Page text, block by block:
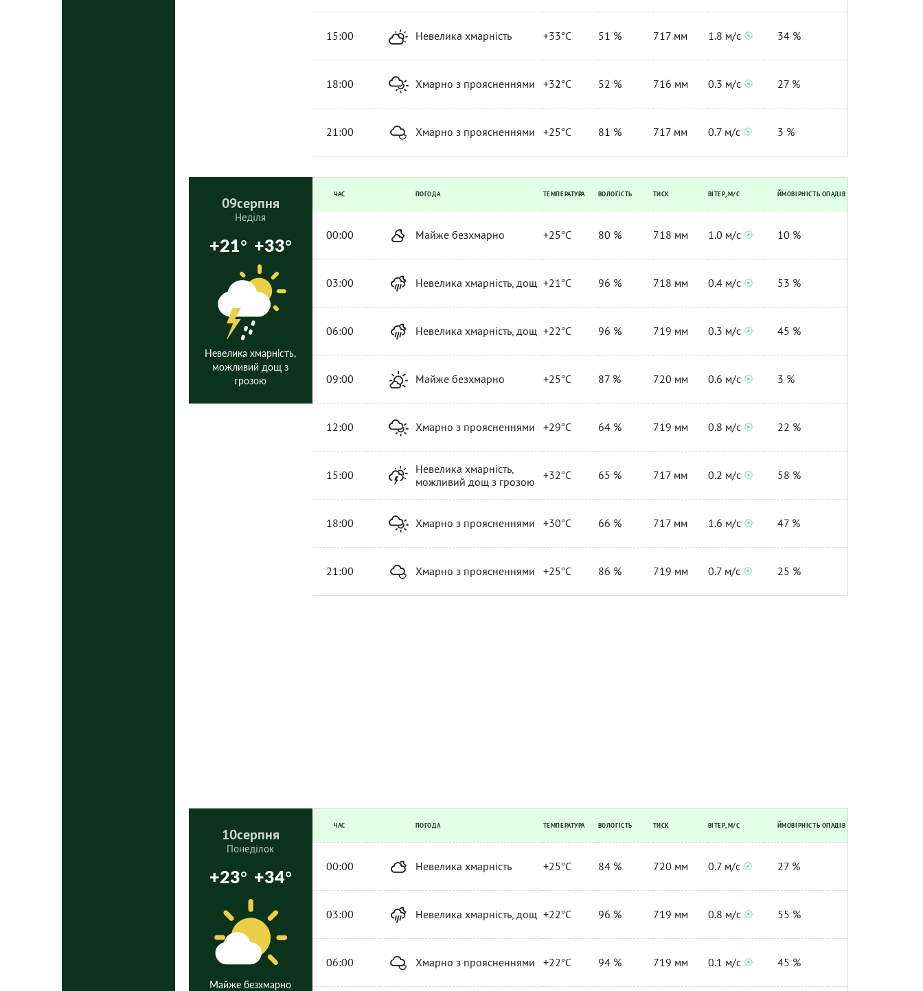
15:00 Невелика хмарність +33°C 51 % 717 мм 1.8 м/с 34 %
18:00 Хмарно з проясненнями +32°C 52 % 716 мм 0.3 м/с 27 %
21:00 Хмарно з проясненнями +25°C 81 % 717 мм 0.7 м/с 3 %
09серпня
Неділя
+21° +33°
Невелика хмарність,
можливий дощ з
грозою
ЧАС ПОГОДА ТЕМПЕРАТУРА ВОЛОГІСТЬ ТИСК ВІТЕР, М/С ЙМОВІРНІСТЬ ОПАДІВ
00:00 Майже безхмарно +25°C 80 % 718 мм 1.0 м/с 10 %
03:00 Невелика хмарність, дощ +21°C 96 % 718 мм 0.4 м/с 53 %
06:00 Невелика хмарність, дощ +22°C 96 % 719 мм 0.3 м/с 45 %
09:00 Майже безхмарно +25°C 87 % 720 мм 0.6 м/с 3 %
12:00 Хмарно з проясненнями +29°C 64 % 719 мм 0.8 м/с 22 %
15:00
Невелика хмарність,
можливий дощ з грозою
+32°C 65 % 717 мм 0.2 м/с 58 %
18:00 Хмарно з проясненнями +30°C 66 % 717 мм 1.6 м/с 47 %
21:00 Хмарно з проясненнями +25°C 86 % 719 мм 0.7 м/с 25 %
10серпня
Понеділок
+23° +34°
Майже безхмарно
ЧАС ПОГОДА ТЕМПЕРАТУРА ВОЛОГІСТЬ ТИСК ВІТЕР, М/С ЙМОВІРНІСТЬ ОПАДІВ
00:00 Невелика хмарність +25°C 84 % 720 мм 0.7 м/с 27 %
03:00 Невелика хмарність, дощ +22°C 96 % 719 мм 0.8 м/с 55 %
06:00 Хмарно з проясненнями +22°C 94 % 719 мм 0.1 м/с 45 %